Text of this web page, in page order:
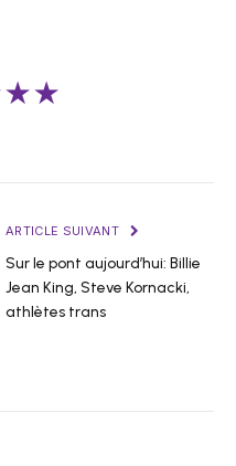
ARTICLE SUIVANT
Sur le pont aujourd’hui: Billie
Jean King, Steve Kornacki,
athlètes trans